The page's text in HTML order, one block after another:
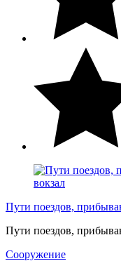
Пути поездов,
Пути поездов,
Сооружение